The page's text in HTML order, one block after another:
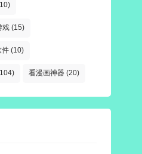
戏 (15)
件 (10)
看漫画神器 (20)